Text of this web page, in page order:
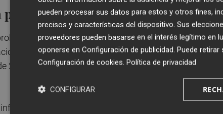
parálisis administrativa
en 2006 y, aunque en 2010 se llegó a certificar el
por parte de la empresa gestora obligó al
2020, el Pleno declaró formalmente la caducidad del
jurídicos de expertos externos y de los propios
pueden procesar sus datos para estos y otros fines,
precisos y características del dispositivo. Sus
proveedores pueden basarse en el interés legítimo en
oponerse en Configuración de publicidad. Puede
Configuración de cookies. Política de privacidad
CONFIGURAR